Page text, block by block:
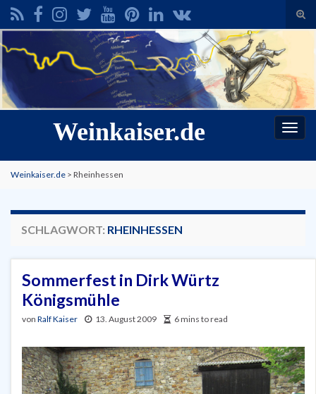
Search for:
Weinkaiser.de
Weinkaiser.de > Rheinhessen
SCHLAGWORT: RHEINHESSEN
Sommerfest in Dirk Würtz
Königsmühle
von Ralf Kaiser 13. August 2009 6 mins to read